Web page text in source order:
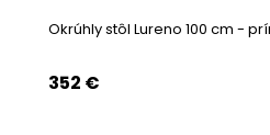
Okrúhly stôl Lureno 100 cm -
352 €